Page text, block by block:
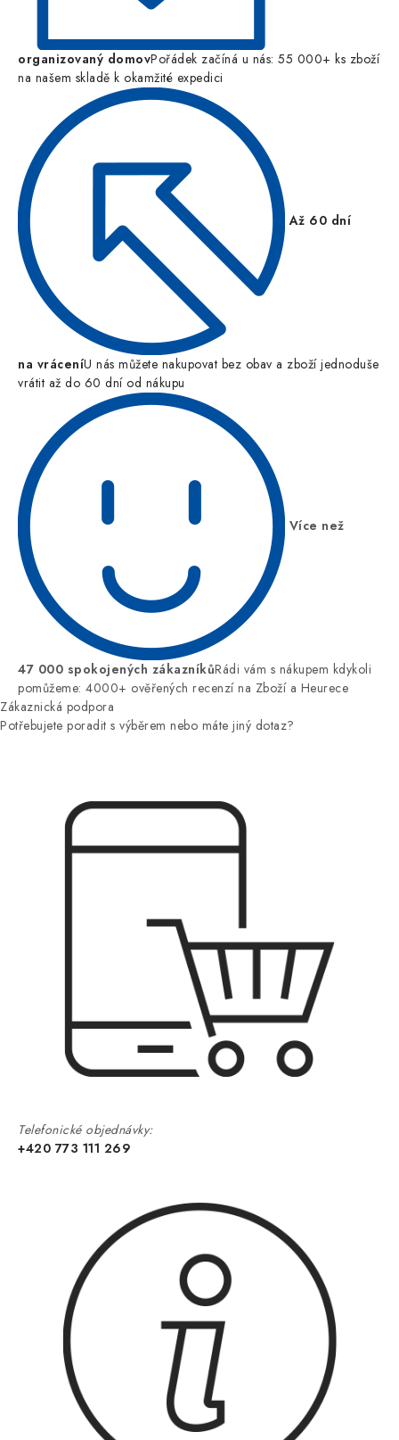
organizovaný domovPořádek začíná u nás: 55 000+ ks zboží
na našem skladě k okamžité expedici
Až 60 dní
na vráceníU nás můžete nakupovat bez obav a zboží jednoduše
vrátit až do 60 dní od nákupu
Více než
47 000 spokojených zákazníkůRádi vám s nákupem kdykoli
pomůžeme: 4000+ ověřených recenzí na Zboží a Heurece
Zákaznická podpora
Potřebujete poradit s výběrem nebo máte jiný dotaz?
Telefonické objednávky:
+420 773 111 269